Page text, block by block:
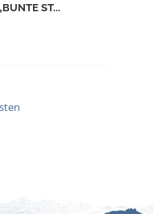
ST...